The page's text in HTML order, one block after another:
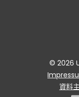
© 2026
資料